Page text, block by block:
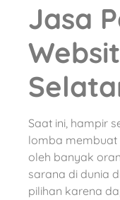
Jasa
Saat ini, hampir
lomba membuat
oleh banyak
sarana di dunia
pilihan karena